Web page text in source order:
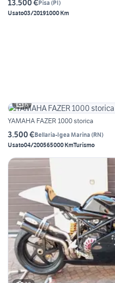
13.500 €Pisa (PI)
Usato03/20191000 Km
6
YAMAHA FAZER 1000 storica
3.500 €Bellaria-Igea Marina (RN)
Usato04/200565000 KmTurismo